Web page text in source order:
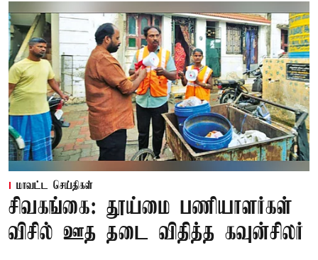
மாவட்ட செய்திகள்
சிவகங்கை: தூய்மை பணியாளர்கள்
விசில் ஊத தடை விதித்த கவுன்சிலர்